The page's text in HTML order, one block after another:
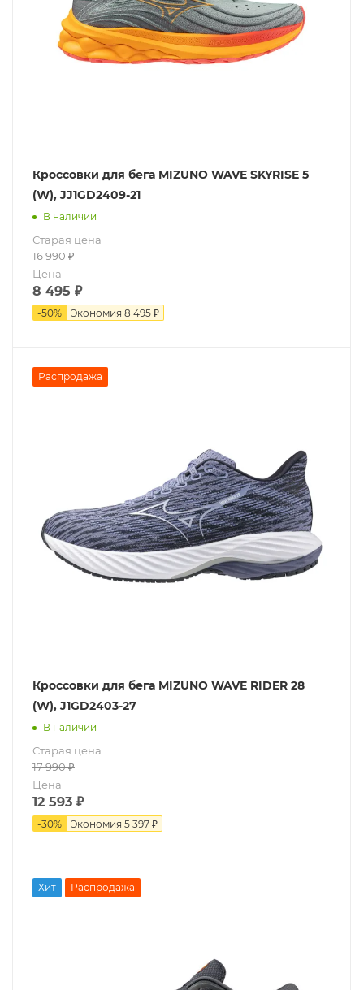
Кроссовки для бега MIZUNO WAVE SKYRISE 5
(W), JJ1GD2409-21
В наличии
Старая цена
16 990₽
Цена
8 495 ₽
-50% Экономия 8 495 ₽
Распродажа
Кроссовки для бега MIZUNO WAVE RIDER 28
(W), J1GD2403-27
В наличии
Старая цена
17 990₽
Цена
12 593 ₽
-30% Экономия 5 397 ₽
Хит Распродажа